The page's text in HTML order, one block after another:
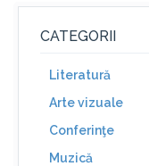
CATEGORII
Literatură
Arte vizuale
Conferinţe
Muzică